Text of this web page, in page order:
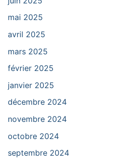
mai 2025
avril 2025
mars 2025
février 2025
janvier 2025
décembre 2024
novembre 2024
octobre 2024
septembre 2024